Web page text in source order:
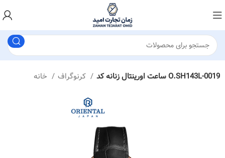
کرنوگراف ساعت اورینتال زنانه کد O.SH143L-0019